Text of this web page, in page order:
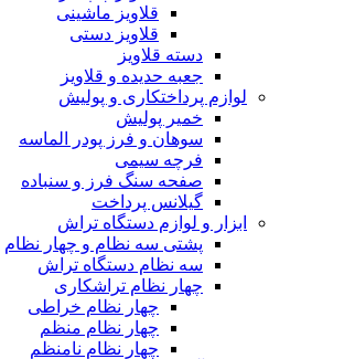
قلاویز ماشینی
قلاویز دستی
دسته قلاویز
جعبه حدیده و قلاویز
لوازم پرداختکاری و پولیش
خمیر پولیش
سوهان و فرز پودر الماسه
فرچه سیمی
صفحه سنگ فرز و سنباده
گیلانس پرداخت
ابزار و لوازم دستگاه تراش
پشتی سه نظام و چهار نظام
سه نظام دستگاه تراش
چهار نظام تراشکاری
چهار نظام خراطی
چهار نظام منظم
چهار نظام نامنظم